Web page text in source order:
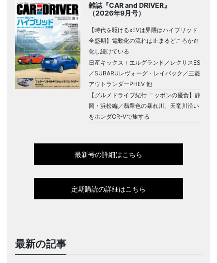
雑誌『CAR and DRIVER』
（2026年9月号）
【時代を駆けるxEVは界隈はハイブリッド
全盛期】電動化の流れは止まるどころか進
化し続けている
日産キックス＋エルグランド／レクサスES
／SUBARUレヴォーグ・レイバック／三菱
アウトランダーPHEV 他
【グルメドライブ紀行 ニッポンの優食】静
岡・浜松編／翡翠色の暴れ川、天竜川沿い
をホンダCR-Vで旅する
最新号の詳細はこちら
定期購読の詳細はこちら
最新の記事